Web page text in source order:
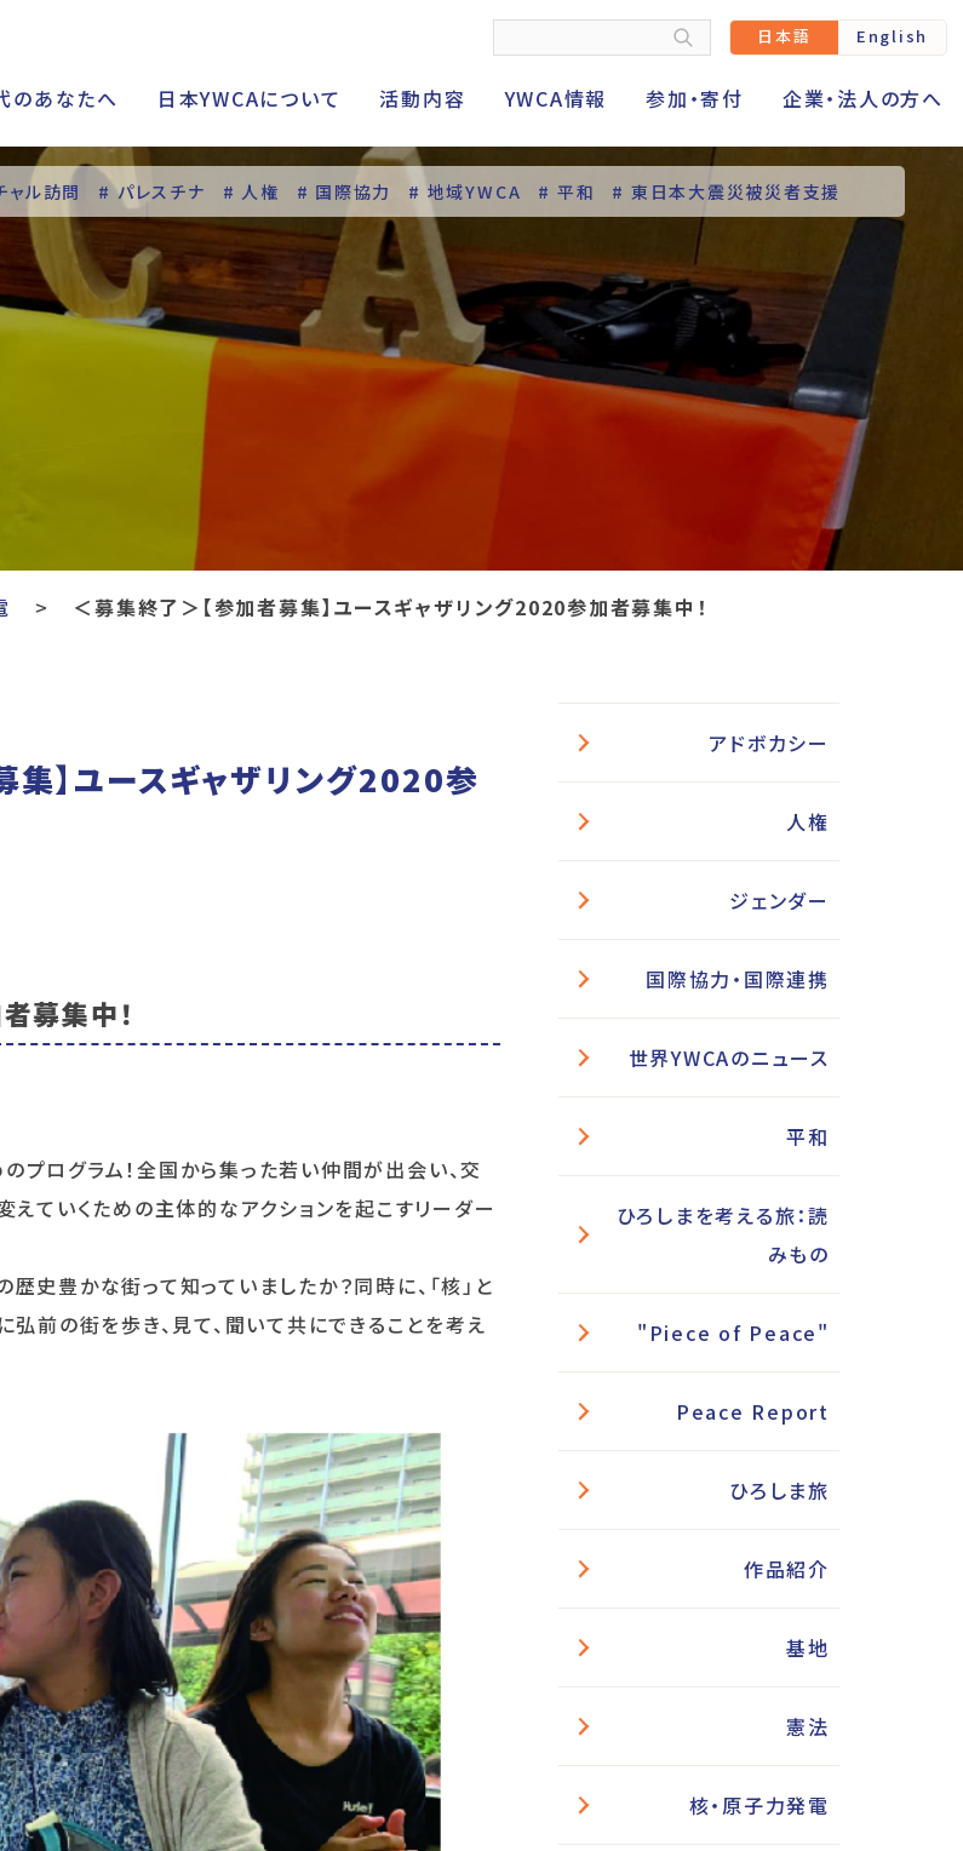
日本語 English
のあなたへ 日本YWCAについて 活動内容 YWCA情報 参加・寄付 企業・法人の方へ
ャル訪問 # パレスチナ # 人権 # 国際協力 # 地域YWCA # 平和 # 東日本大震災被災者支援
＜募集終了＞【参加者募集】ユースギャザリング2020参加者募集中！
集】ユースギャザリング2020参
募集中！
プログラム！全国から集った若い仲間が出会い、交
ていくための主体的なアクションを起こすリーダー
史豊かな街って知っていましたか？同時に、「核」と
前の街を歩き、見て、聞いて共にできることを考え
アドボカシー
人権
ジェンダー
国際協力・国際連携
世界YWCAのニュース
平和
ひろしまを考える旅：読
みもの
"Piece of Peace"
Peace Report
ひろしま旅
作品紹介
基地
憲法
核・原子力発電